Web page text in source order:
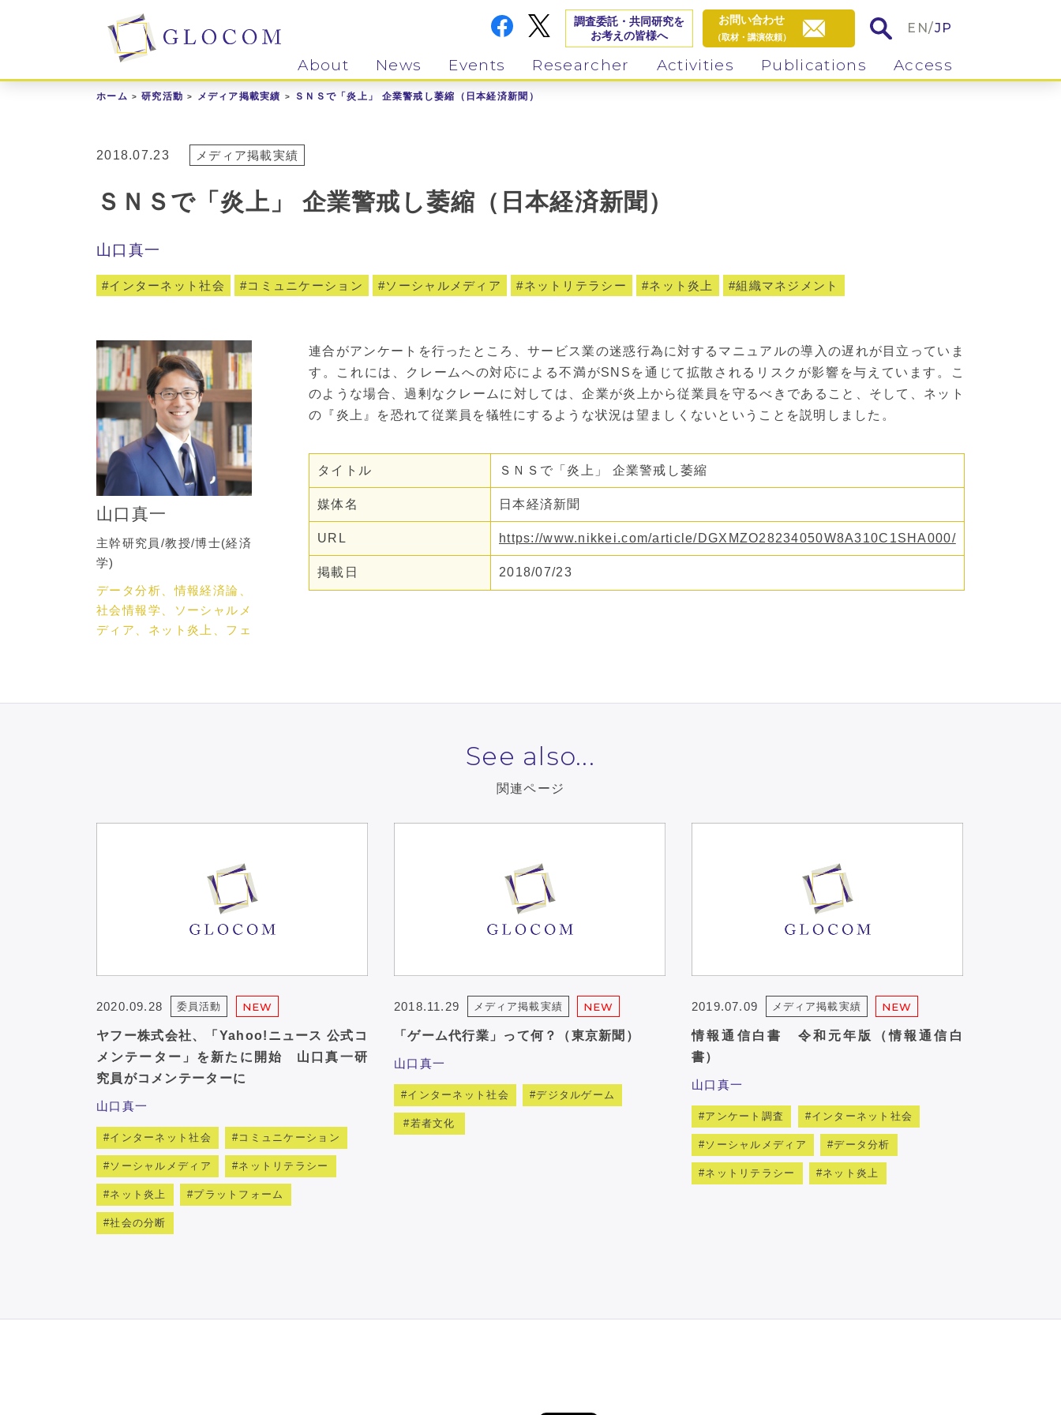
調査委託・共同研究を
お考えの皆様へ
お問い合わせ
（取材・講演依頼）
EN/JP
About News Events Researcher Activities Publications Access
ホーム 研究活動 メディア掲載実績 ＳＮＳで「炎上」 企業警戒し萎縮（日本経済新聞）
2018.07.23 メディア掲載実績
ＳＮＳで「炎上」 企業警戒し萎縮（日本経済新聞）
山口真一
インターネット社会 コミュニケーション ソーシャルメディア ネットリテラシー ネット炎上 組織マネジメント
連合がアンケートを行ったところ、サービス業の迷惑行為に対するマニュアルの導入の遅れが目立っていま
す。これには、クレームへの対応による不満がSNSを通じて拡散されるリスクが影響を与えています。こ
のような場合、過剰なクレームに対しては、企業が炎上から従業員を守るべきであること、そして、ネット
の『炎上』を恐れて従業員を犠牲にするような状況は望ましくないということを説明しました。
タイトル ＳＮＳで「炎上」 企業警戒し萎縮
媒体名 日本経済新聞
URL https://www.nikkei.com/article/DGXMZO28234050W8A310C1SHA000/
掲載日 2018/07/23
山口真一
主幹研究員/教授/博士(経済
学)
データ分析、情報経済論、
社会情報学、ソーシャルメ
ディア、ネット炎上、フェ
See also...
関連ページ
2020.09.28 委員活動 NEW
ヤフー株式会社、「Yahoo!ニュース 公式コ
メンテーター」を新たに開始 山口真一研
究員がコメンテーターに
山口真一
インターネット社会 コミュニケーション
ソーシャルメディア ネットリテラシー
ネット炎上 プラットフォーム
社会の分断
2018.11.29 メディア掲載実績 NEW
「ゲーム代行業」って何？（東京新聞）
山口真一
インターネット社会 デジタルゲーム
若者文化
2019.07.09 メディア掲載実績 NEW
情報通信白書 令和元年版（情報通信白
書）
山口真一
アンケート調査 インターネット社会
ソーシャルメディア データ分析
ネットリテラシー ネット炎上